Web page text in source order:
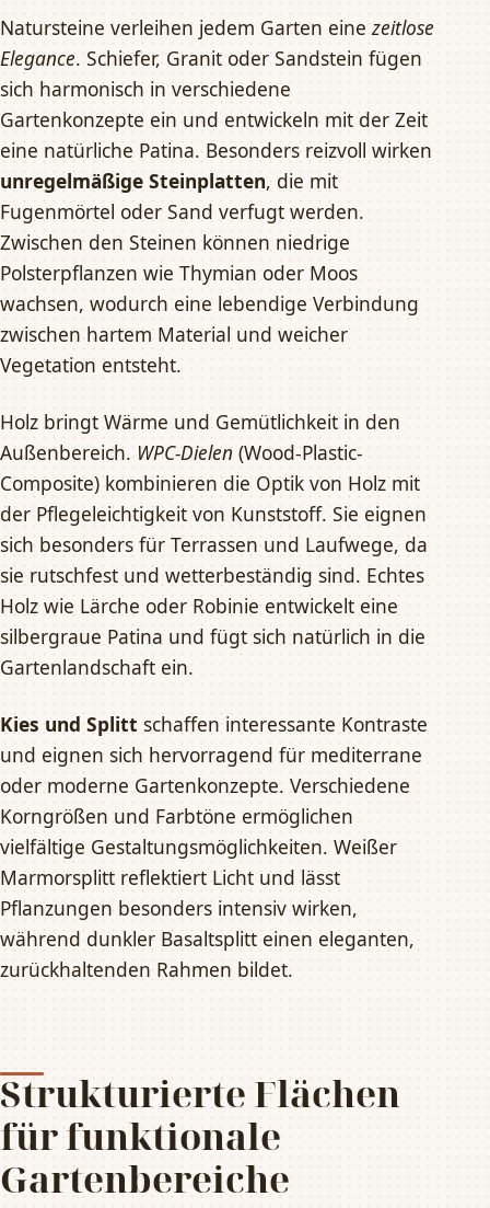
Natursteine verleihen jedem Garten einezeitlose
Elegance. Schiefer, Granit oder Sandstein fügen
sich harmonisch in verschiedene
Gartenkonzepte ein und entwickeln mit der Zeit
eine natürliche Patina. Besonders reizvoll wirken
unregelmäßige Steinplatten, die mit
Fugenmörtel oder Sand verfugt werden.
Zwischen den Steinen können niedrige
Polsterpflanzen wie Thymian oder Moos
wachsen, wodurch eine lebendige Verbindung
zwischen hartem Material und weicher
Vegetation entsteht.
Holz bringt Wärme und Gemütlichkeit in den
Außenbereich. WPC-Dielen (Wood-Plastic-
Composite) kombinieren die Optik von Holz mit
der Pflegeleichtigkeit von Kunststoff. Sie eignen
sich besonders für Terrassen und Laufwege, da
sie rutschfest und wetterbeständig sind. Echtes
Holz wie Lärche oder Robinie entwickelt eine
silbergraue Patina und fügt sich natürlich in die
Gartenlandschaft ein.
Kies und Splitt schaffen interessante Kontraste
und eignen sich hervorragend für mediterrane
oder moderne Gartenkonzepte. Verschiedene
Korngrößen und Farbtöne ermöglichen
vielfältige Gestaltungsmöglichkeiten. Weißer
Marmorsplitt reflektiert Licht und lässt
Pflanzungen besonders intensiv wirken,
während dunkler Basaltsplitt einen eleganten,
zurückhaltenden Rahmen bildet.
Strukturierte Flächen
für funktionale
Gartenbereiche